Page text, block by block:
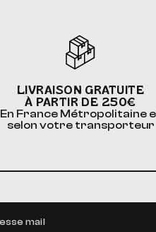
LIVRAISON GRATUITE
À PARTIR DE 250€
En France Métropolitaine
selon votre transporteur